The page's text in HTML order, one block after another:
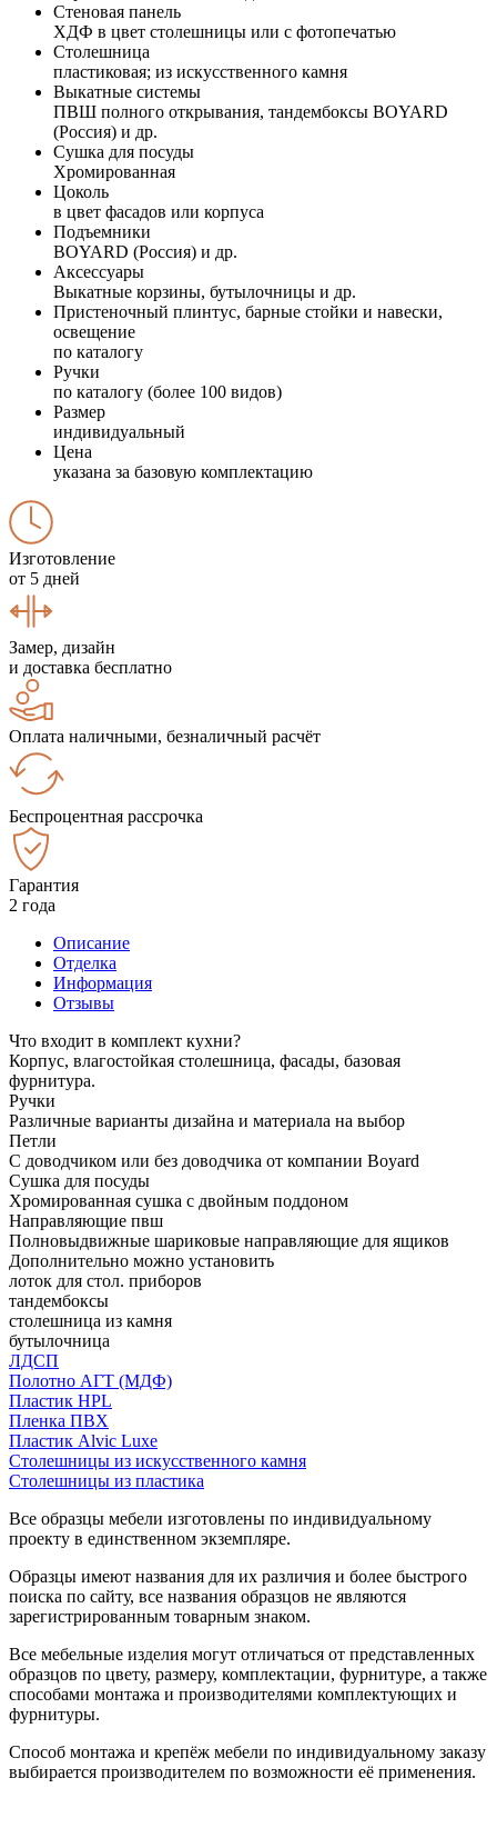
Стеновая панель
ХДФ в цвет столешницы или с фотопечатью
Столешница
пластиковая; из искусственного камня
Выкатные системы
ПВШ полного открывания, тандембоксы BOYARD
(Россия) и др.
Сушка для посуды
Хромированная
Цоколь
в цвет фасадов или корпуса
Подъемники
BOYARD (Россия) и др.
Аксессуары
Выкатные корзины, бутылочницы и др.
Пристеночный плинтус, барные стойки и навески,
освещение
по каталогу
Ручки
по каталогу (более 100 видов)
Размер
индивидуальный
Цена
указана за базовую комплектацию
Изготовление
от 5 дней
Замер, дизайн
и доставка бесплатно
Оплата наличными, безналичный расчёт
Беспроцентная рассрочка
Гарантия
2 года
Описание
Отделка
Информация
Отзывы
Что входит в комплект кухни?
Корпус, влагостойкая столешница, фасады, базовая
фурнитура.
Ручки
Различные варианты дизайна и материала на выбор
Петли
С доводчиком или без доводчика от компании Boyard
Сушка для посуды
Хромированная сушка с двойным поддоном
Направляющие пвш
Полновыдвижные шариковые направляющие для ящиков
Дополнительно можно установить
лоток для стол. приборов
тандембоксы
столешница из камня
бутылочница
ЛДСП
Полотно АГТ (МДФ)
Пластик HPL
Пленка ПВХ
Пластик Alvic Luxe
Столешницы из искусственного камня
Столешницы из пластика
Все образцы мебели изготовлены по индивидуальному
проекту в единственном экземпляре.
Образцы имеют названия для их различия и более быстрого
поиска по сайту, все названия образцов не являются
зарегистрированным товарным знаком.
Все мебельные изделия могут отличаться от представленных
образцов по цвету, размеру, комплектации, фурнитуре, а также
способами монтажа и производителями комплектующих и
фурнитуры.
Способ монтажа и крепёж мебели по индивидуальному заказу
выбирается производителем по возможности её применения.